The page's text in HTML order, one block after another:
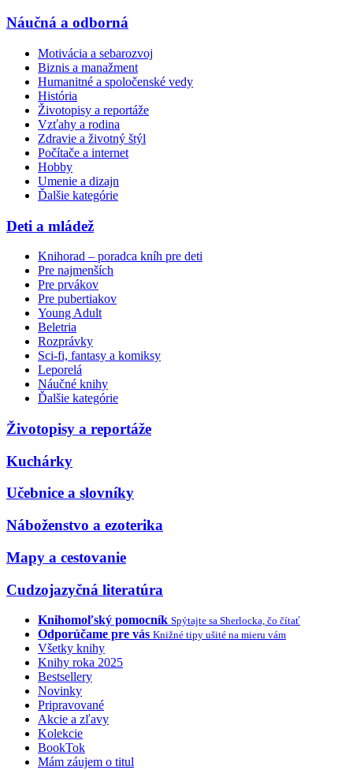
Náučná a odborná
Motivácia a sebarozvoj
Biznis a manažment
Humanitné a spoločenské vedy
História
Životopisy a reportáže
Vzťahy a rodina
Zdravie a životný štýl
Počítače a internet
Hobby
Umenie a dizajn
Ďalšie kategórie
Deti a mládež
Knihorad – poradca kníh pre deti
Pre najmenších
Pre prvákov
Pre pubertiakov
Young Adult
Beletria
Rozprávky
Sci-fi, fantasy a komiksy
Leporelá
Náučné knihy
Ďalšie kategórie
Životopisy a reportáže
Kuchárky
Učebnice a slovníky
Náboženstvo a ezoterika
Mapy a cestovanie
Cudzojazyčná literatúra
Knihomoľský pomocník Spýtajte sa Sherlocka, čo čítať
Odporúčame pre vás Knižné tipy ušité na mieru vám
Všetky knihy
Knihy roka 2025
Bestsellery
Novinky
Pripravované
Akcie a zľavy
Kolekcie
BookTok
Mám záujem o titul